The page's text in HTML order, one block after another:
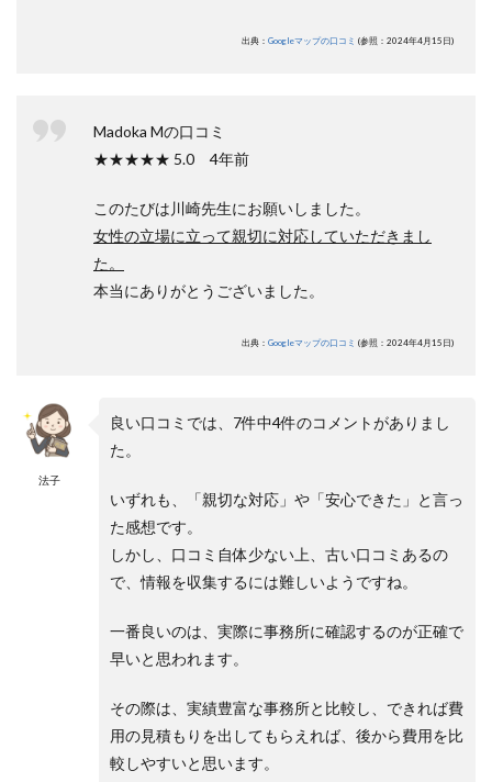
出典： Googleマップの口コミ (参照：2024年4月15日)
Madoka Mの口コミ
★★★★★ 5.0 4年前
このたびは川崎先生にお願いしました。
女性の立場に立って親切に対応していただきまし
た。
本当にありがとうございました。
出典： Googleマップの口コミ (参照：2024年4月15日)
法子
良い口コミでは、7件中4件のコメントがありまし
た。
いずれも、「親切な対応」や「安心できた」と言っ
た感想です。
しかし、口コミ自体少ない上、古い口コミあるの
で、情報を収集するには難しいようですね。
一番良いのは、実際に事務所に確認するのが正確で
早いと思われます。
その際は、実績豊富な事務所と比較し、できれば費
用の見積もりを出してもらえれば、後から費用を比
較しやすいと思います。